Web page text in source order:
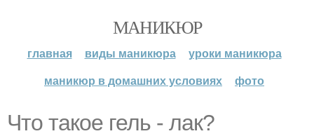
МАНИКЮР
главная виды маникюра
уроки маникюра
маникюр в домашних условиях
фото
Что такое гель - лак?